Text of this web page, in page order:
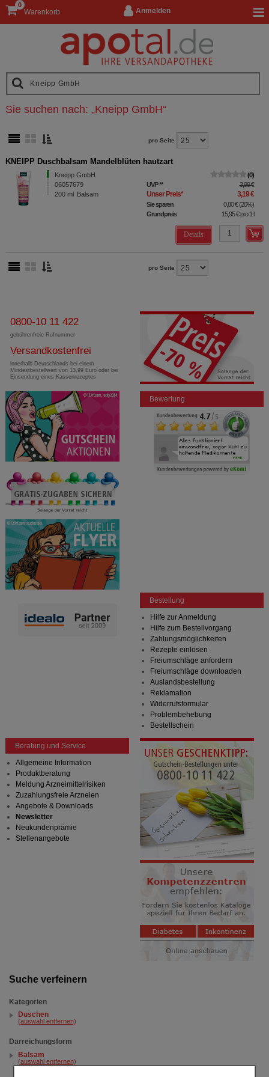
Anmelden
Warenkorb
0
Suche verfeinern
Kategorien
Duschen
(auswahl entfernen)
Darreichungsform
Balsam
(auswahl entfernen)
Sie suchen nach: „Kneipp GmbH“
pro Seite
KNEIPP Duschbalsam Mandelblüten hautzart
Kneipp GmbH
06057679
200 ml Balsam
0
UVP** 3,99 €
Unser Preis* 3,19 €
Sie sparen 0,80 €(20%)
Grundpreis
15,95 €pro 1 l
Details
pro Seite
0800-10 11 422
gebührenfreie Rufnummer
Versandkostenfrei
innerhalb Deutschlands bei einem
Mindestbestellwert von 13,99 Euro oder bei
Einsendung eines Kassenrezeptes
Bewertung
Bestellung
Hilfe zur Anmeldung
Hilfe zum Bestellvorgang
Zahlungsmöglichkeiten
Rezepte einlösen
Freiumschläge anfordern
Freiumschläge downloaden
Auslandsbestellung
Reklamation
Widerrufsformular
Problembehebung
Bestellschein
Beratung und Service
Allgemeine Information
Produktberatung
Meldung Arzneimittelrisiken
Zuzahlungsfreie Arzneien
Angebote & Downloads
Newsletter
Neukundenprämie
Stellenangebote